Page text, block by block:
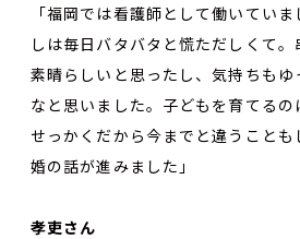
「福岡では看護師として働いてい
しは毎日バタバタと慌ただしくて。
素晴らしいと思ったし、気持ちも
なと思いました。子どもを育てるの
せっかくだから今までと違うこと
婚の話が進みました」
孝吏さん